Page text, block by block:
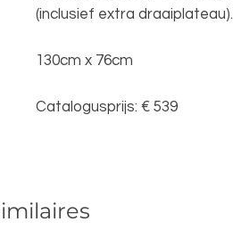
(inclusief extra draaiplateau).
130cm x 76cm
Catalogusprijs: € 539